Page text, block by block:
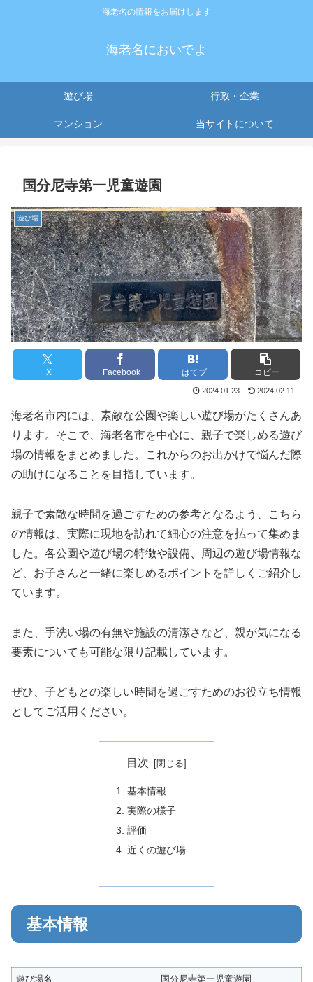
海老名の情報をお届けします
海老名においでよ
遊び場 行政・企業
マンション 当サイトについて
国分尼寺第一児童遊園
遊び場
X Facebook はてブ コピー
2024.01.23 2024.02.11
海老名市内には、素敵な公園や楽しい遊び場がたくさんあ
ります。そこで、海老名市を中心に、親子で楽しめる遊び
場の情報をまとめました。これからのお出かけで悩んだ際
の助けになることを目指しています。
親子で素敵な時間を過ごすための参考となるよう、こちら
の情報は、実際に現地を訪れて細心の注意を払って集めま
した。各公園や遊び場の特徴や設備、周辺の遊び場情報な
ど、お子さんと一緒に楽しめるポイントを詳しくご紹介し
ています。
また、手洗い場の有無や施設の清潔さなど、親が気になる
要素についても可能な限り記載しています。
ぜひ、子どもとの楽しい時間を過ごすためのお役立ち情報
としてご活用ください。
目次
基本情報
実際の様子
評価
近くの遊び場
基本情報
遊び場名 国分尼寺第一児童遊園